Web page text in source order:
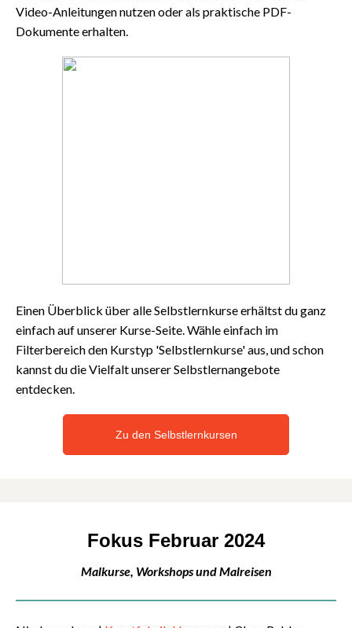
Video-Anleitungen nutzen oder als praktische PDF-
Dokumente erhalten.
Einen Überblick über alle Selbstlernkurse erhältst du ganz
einfach auf unserer Kurse-Seite. Wähle einfach im
Filterbereich den Kurstyp 'Selbstlernkurse' aus, und schon
kannst du die Vielfalt unserer Selbstlernangebote
entdecken.
Zu den Selbstlernkursen
Fokus Februar 2024
Malkurse, Workshops und Malreisen